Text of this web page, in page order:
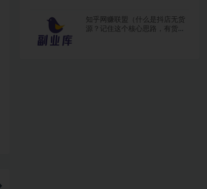
知乎网赚联盟（什么是抖店无货
源？记住这个核心思路，有货源